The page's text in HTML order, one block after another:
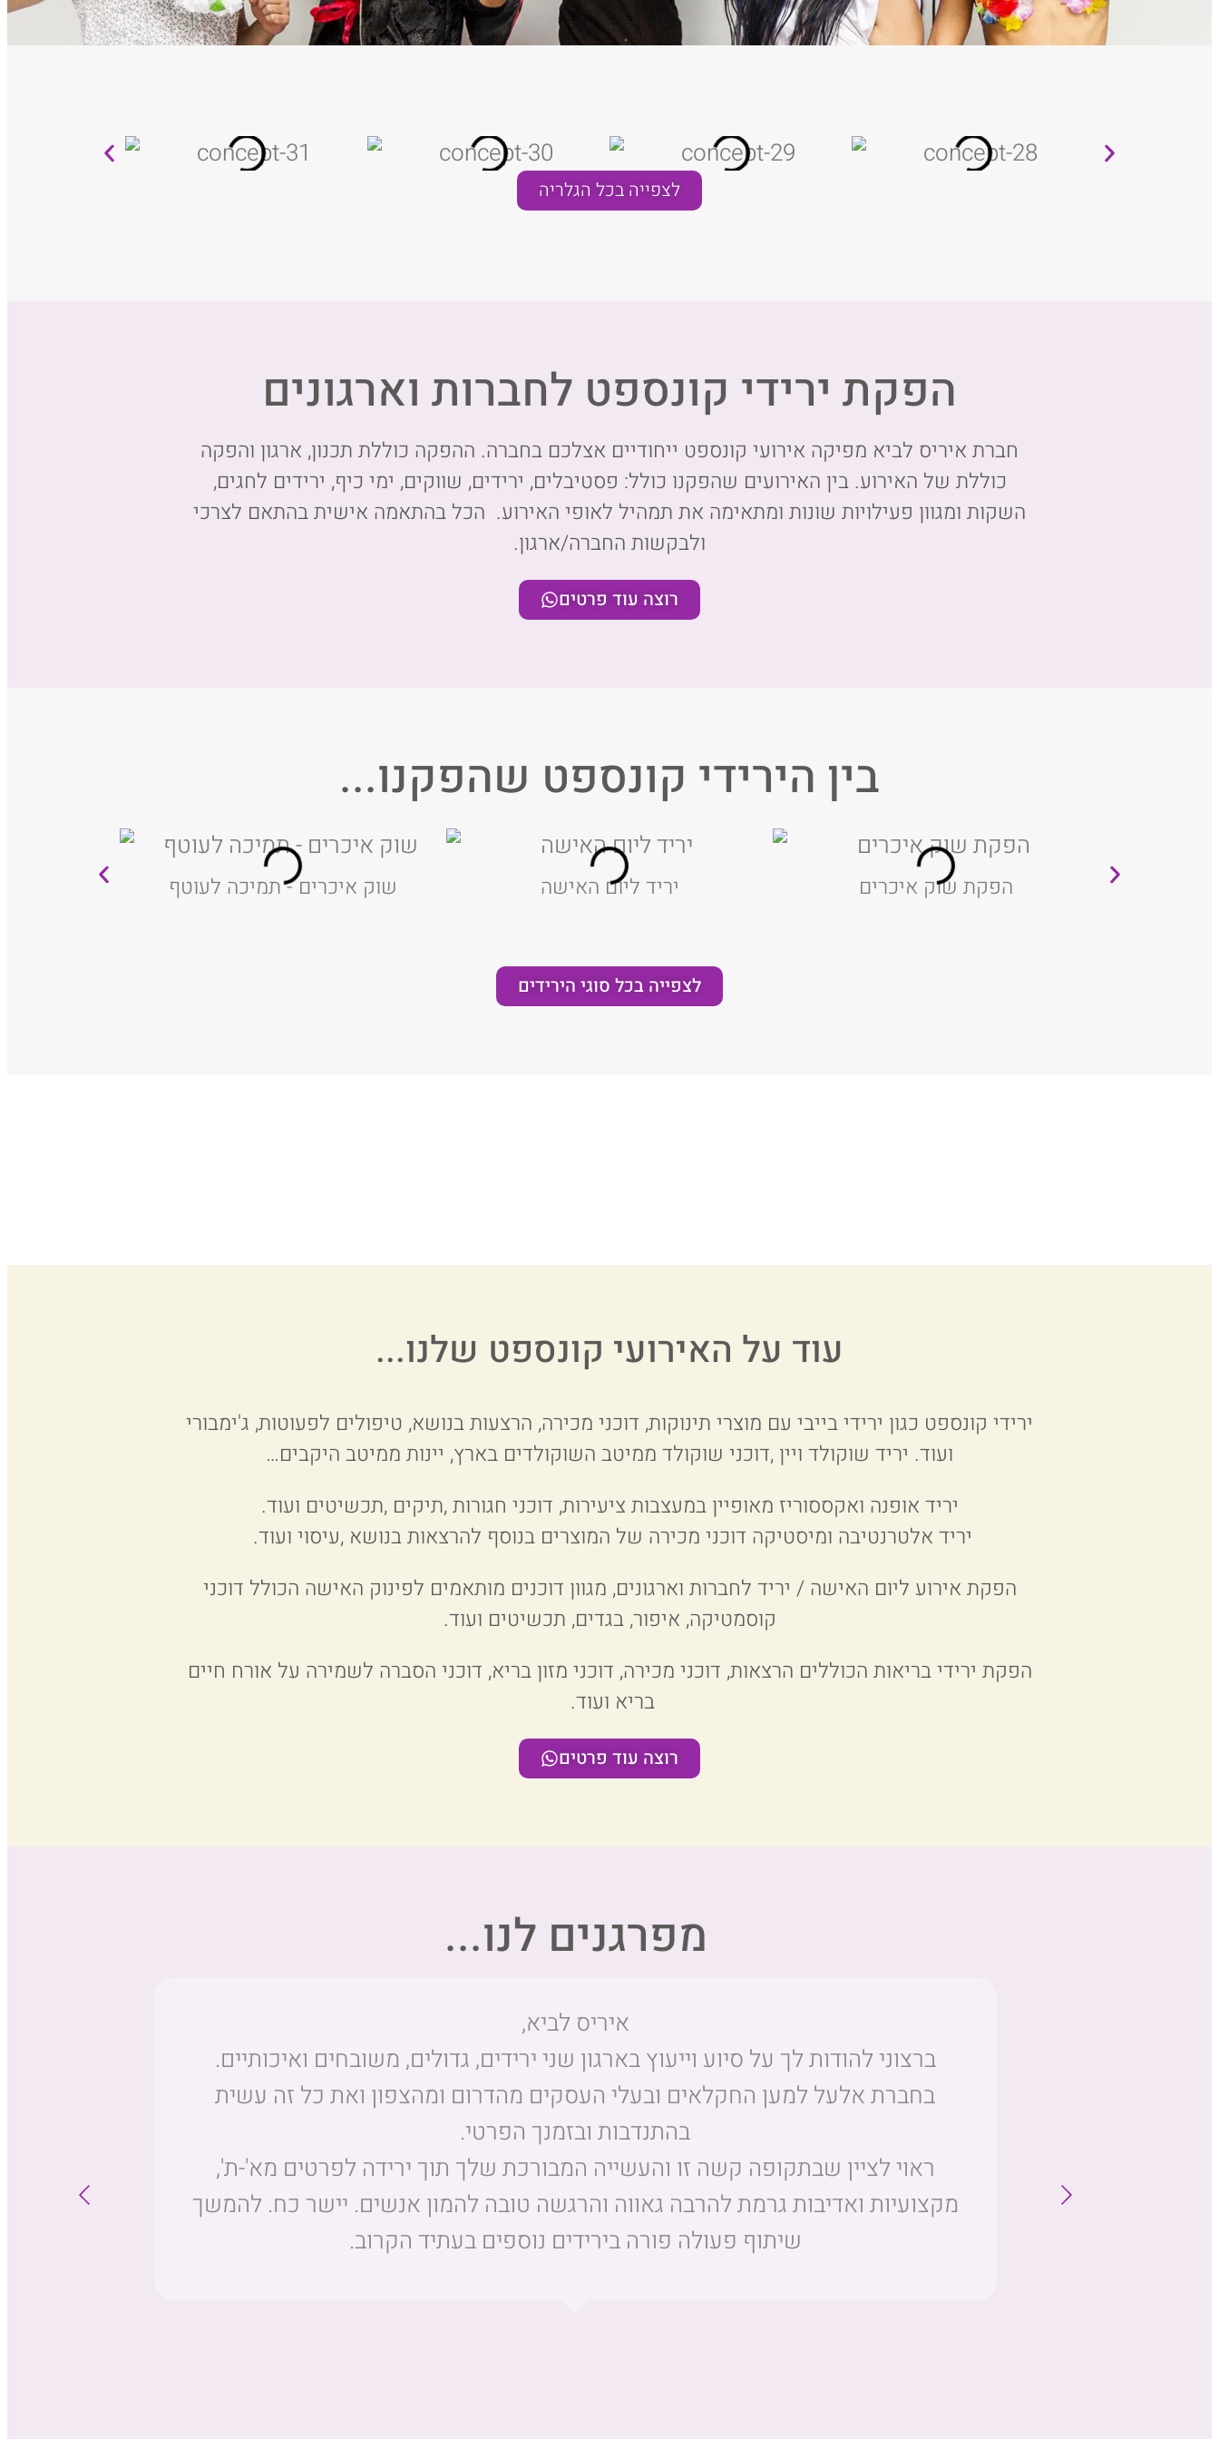
לצפייה בכל הגלריה
הפקת ירידי קונספט לחברות וארגונים
חברת איריס לביא מפיקה אירועי קונספט ייחודיים אצלכם בחברה. ההפקה כוללת תכנון, ארגון והפקה
כוללת של האירוע. בין האירועים שהפקנו כולל: פסטיבלים, ירידים, שווקים, ימי כיף, ירידים לחגים,
השקות ומגוון פעילויות שונות ומתאימה את תמהיל לאופי האירוע. הכל בהתאמה אישית בהתאם לצרכי
ולבקשות החברה/ארגון.
רוצה עוד פרטים
בין הירידי קונספט שהפקנו...
שוק איכרים - תמיכה לעוטף יריד ליום האישה הפקת שוק איכרים
לצפייה בכל סוגי הירידים
עוד על האירועי קונספט שלנו...
ירידי קונספט כגון ירידי בייבי עם מוצרי תינוקות, דוכני מכירה, הרצעות בנושא, טיפולים לפעוטות, ג'ימבורי
ועוד. יריד שוקולד ויין ,דוכני שוקולד ממיטב השוקולדים בארץ, יינות ממיטב היקבים…
יריד אופנה ואקססוריז מאופיין במעצבות ציעירות, דוכני חגורות ,תיקים ,תכשיטים ועוד.
יריד אלטרנטיבה ומיסטיקה דוכני מכירה של המוצרים בנוסף להרצאות בנושא ,עיסוי ועוד.
הפקת אירוע ליום האישה / יריד לחברות וארגונים, מגוון דוכנים מותאמים לפינוק האישה הכולל דוכני
קוסמטיקה, איפור, בגדים, תכשיטים ועוד.
הפקת ירידי בריאות הכוללים הרצאות, דוכני מכירה, דוכני מזון בריא, דוכני הסברה לשמירה על אורח חיים
בריא ועוד.
רוצה עוד פרטים
מפרגנים לנו...
איריס לביא,
ברצוני להודות לך על סיוע וייעוץ בארגון שני ירידים, גדולים, משובחים ואיכותיים.
בחברת אלעל למען החקלאים ובעלי העסקים מהדרום ומהצפון ואת כל זה עשית
בהתנדבות ובזמנך הפרטי.
ראוי לציין שבתקופה קשה זו והעשייה המבורכת שלך תוך ירידה לפרטים מא'-ת',
מקצועיות ואדיבות גרמת להרבה גאווה והרגשה טובה להמון אנשים. יישר כח. להמשך
שיתוף פעולה פורה בירידים נוספים בעתיד הקרוב.